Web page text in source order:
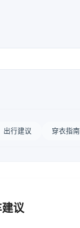
出行建议 穿衣指南
议